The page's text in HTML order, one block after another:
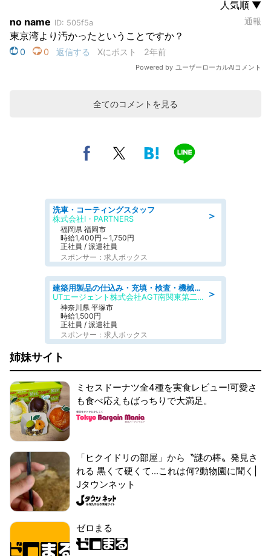
全てのコメントを見る
＞
洗車・コーティングスタッフ
株式会社I・PARTNERS
福岡県 福岡市
時給1,400円～1,750円
正社員 / 派遣社員
スポンサー：求人ボックス
＞
建築用製品の仕込み・充填・検査・機械操作/寮完備/日払い/工場・製造
UTエージェント株式会社AGT南関東第二CU
神奈川県 平塚市
時給1,500円
正社員 / 派遣社員
スポンサー：求人ボックス
姉妹サイト
ミセスドーナツ全4種を実食レビュー!可愛さ
も食べ応えもばっちりで大満足。
「ヒクイドリの部屋」から〝謎の棒〟発見さ
れる 黒くて硬くて...これは何?動物園に聞く|
Jタウンネット
ゼロまる